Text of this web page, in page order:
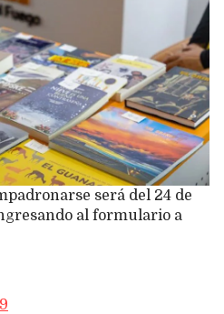
será del 24 de
al formulario a